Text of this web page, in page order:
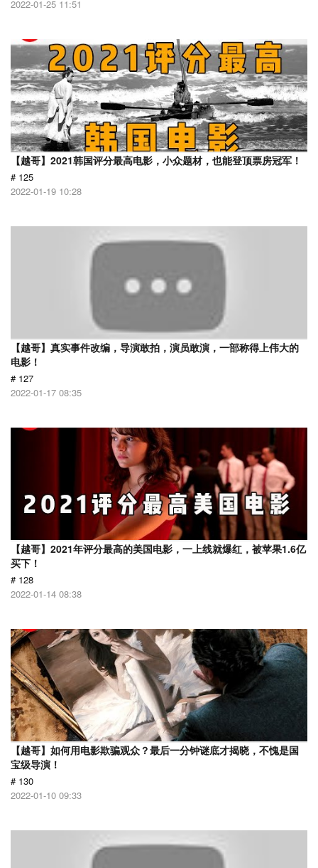
2022-01-25 11:51
【越哥】2021韩国评分最高电影，小众题材，也能登顶票房冠军！
# 125
2022-01-19 10:28
【越哥】真实事件改编，导演敢拍，演员敢演，一部称得上伟大的
电影！
# 127
2022-01-17 08:35
【越哥】2021年评分最高的美国电影，一上线就爆红，被苹果1.6亿
买下！
# 128
2022-01-14 08:38
【越哥】如何用电影欺骗观众？最后一分钟谜底才揭晓，不愧是国
宝级导演！
# 130
2022-01-10 09:33